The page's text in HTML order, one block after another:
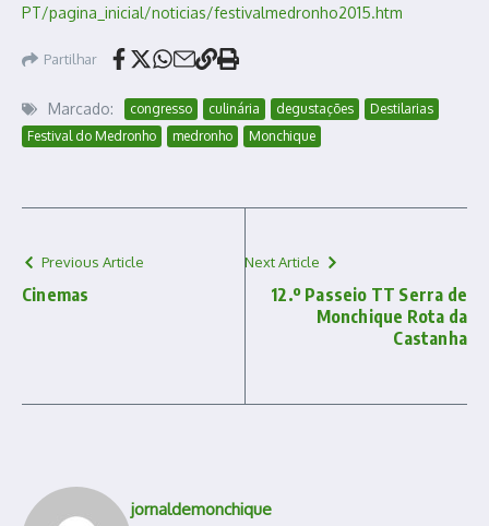
PT/pagina_inicial/noticias/festivalmedronho2015.htm
Partilhar
Marcado: congresso culinária degustações
Destilarias
Festival do Medronho
medronho Monchique
Previous Article
Cinemas
Next Article
12.º Passeio TT Serra de
Monchique Rota da
Castanha
jornaldemonchique